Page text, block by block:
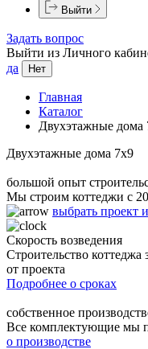
Выйти
Задать вопрос
Выйти из Личного
да
Нет
Главная
Каталог
Двухэтажные дома
Двухэтажные дома 7x9
большой опыт
Мы строим коттеджи с
выбрать проект
Скорость возведения
Строительство коттеджа
от проекта
Подробнее о сроках
собственное
Все комплектующие мы
о производстве